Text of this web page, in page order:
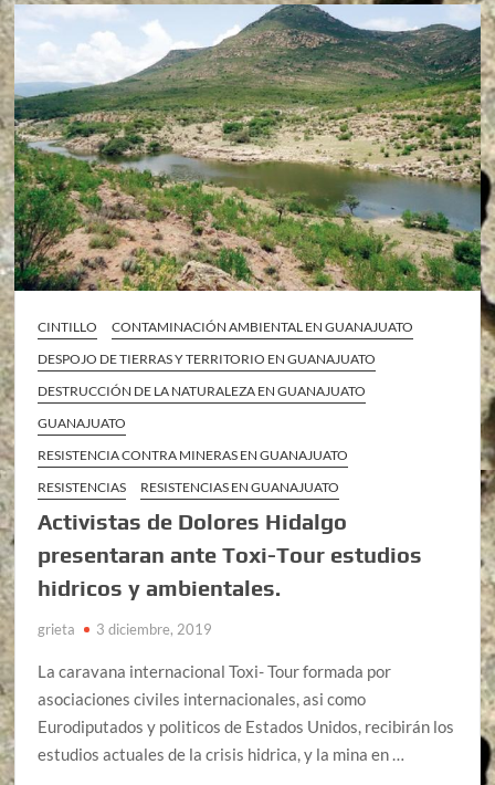
CINTILLO
CONTAMINACIÓN AMBIENTAL EN GUANAJUATO
DESPOJO DE TIERRAS Y TERRITORIO EN GUANAJUATO
DESTRUCCIÓN DE LA NATURALEZA EN GUANAJUATO
GUANAJUATO
RESISTENCIA CONTRA MINERAS EN GUANAJUATO
RESISTENCIAS
RESISTENCIAS EN GUANAJUATO
Activistas de Dolores Hidalgo
presentaran ante Toxi-Tour estudios
hidricos y ambientales.
grieta 3 diciembre, 2019
La caravana internacional Toxi- Tour formada por
asociaciones civiles internacionales, asi como
Eurodiputados y politicos de Estados Unidos, recibirán los
estudios actuales de la crisis hidrica, y la mina en …